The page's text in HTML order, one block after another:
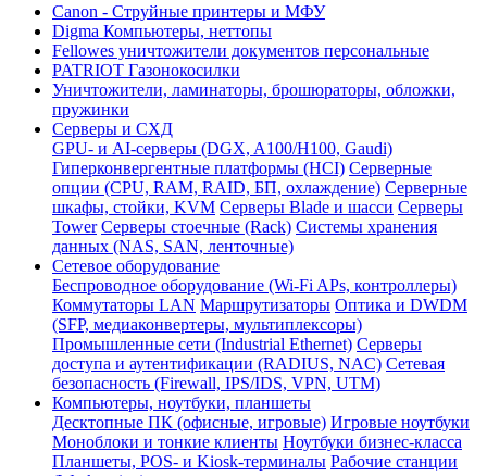
Canon - Струйные принтеры и МФУ
Digma Компьютеры, неттопы
Fellowes уничтожители документов персональные
PATRIOT Газонокосилки
Уничтожители, ламинаторы, брошюраторы, обложки,
пружинки
Серверы и СХД
GPU- и AI-серверы (DGX, A100/H100, Gaudi)
Гиперконвергентные платформы (HCI) Серверные
опции (CPU, RAM, RAID, БП, охлаждение) Серверные
шкафы, стойки, KVM Серверы Blade и шасси Серверы
Tower Серверы стоечные (Rack) Системы хранения
данных (NAS, SAN, ленточные)
Сетевое оборудование
Беспроводное оборудование (Wi-Fi APs, контроллеры)
Коммутаторы LAN Маршрутизаторы Оптика и DWDM
(SFP, медиаконвертеры, мультиплексоры)
Промышленные сети (Industrial Ethernet) Серверы
доступа и аутентификации (RADIUS, NAC) Сетевая
безопасность (Firewall, IPS/IDS, VPN, UTM)
Компьютеры, ноутбуки, планшеты
Десктопные ПК (офисные, игровые) Игровые ноутбуки
Моноблоки и тонкие клиенты Ноутбуки бизнес-класса
Планшеты, POS- и Kiosk-терминалы Рабочие станции